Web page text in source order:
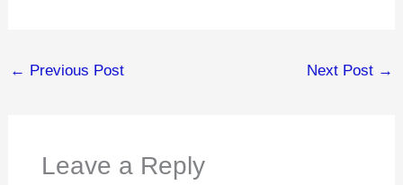
← Previous Post Next Post →
Leave a Reply